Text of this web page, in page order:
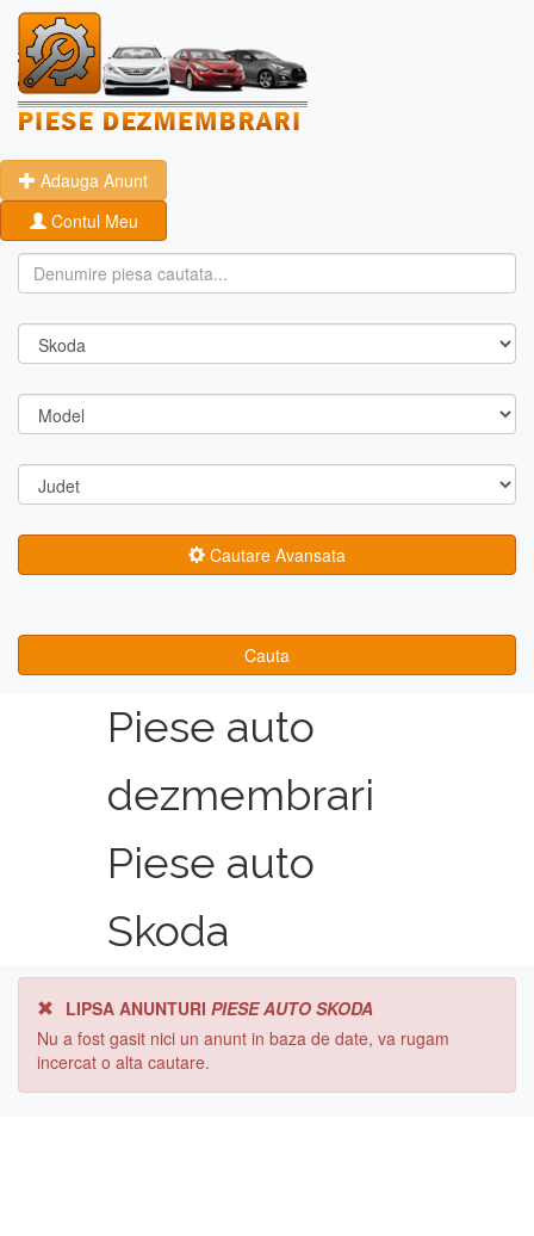
Adauga Anunt
Contul Meu
Cautare Avansata
Cauta
Piese auto
dezmembrari
Piese auto
Skoda
LIPSA ANUNTURI PIESE AUTO SKODA
Nu a fost gasit nici un anunt in baza de date, va rugam
incercat o alta cautare.